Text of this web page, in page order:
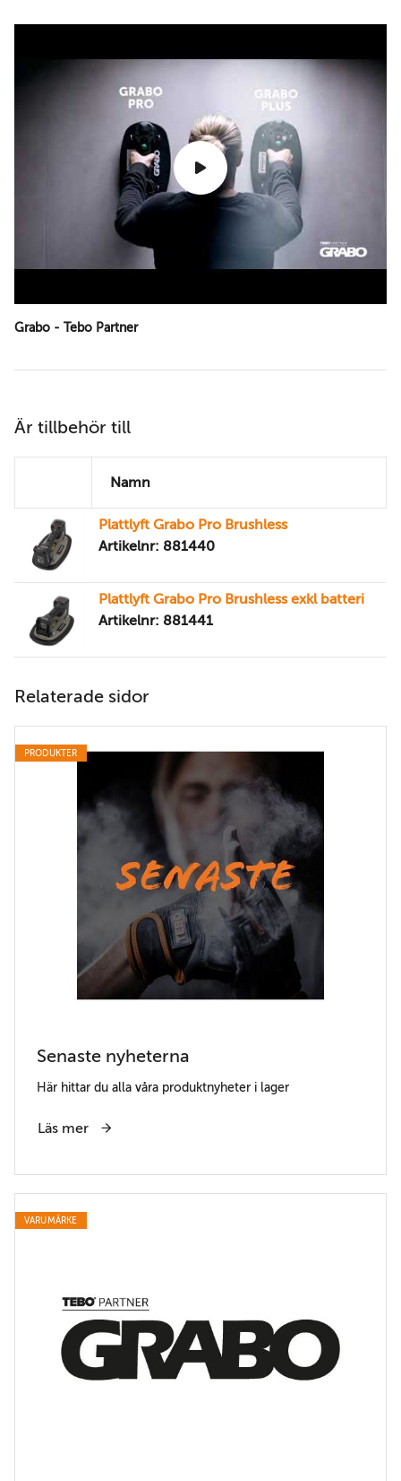
Grabo - Tebo Partner
Är tillbehör till
Namn
Plattlyft Grabo Pro Brushless
Artikelnr: 881440
Plattlyft Grabo Pro Brushless exkl batteri
Artikelnr: 881441
Relaterade sidor
PRODUKTER
Senaste nyheterna
Här hittar du alla våra produktnyheter i lager
Läs mer
VARUMÄRKE